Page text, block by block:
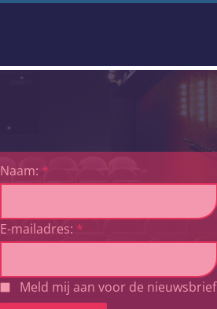
Naam: *
E-mailadres: *
Meld mij aan voor de nieuwsbrief